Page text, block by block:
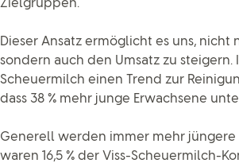
Zielgruppen.
Dieser Ansatz ermöglicht es uns,
sondern auch den Umsatz zu
Scheuermilch einen Trend zur
dass 38 % mehr junge Erwachsene
Generell werden immer mehr jüngere
waren 16,5 % der Viss-Scheuermilch-